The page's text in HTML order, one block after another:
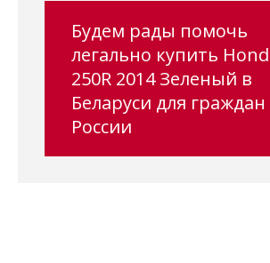
Будем рады помочь
легально купить
250R 2014 Зеленый в
Беларуси для граждан
России